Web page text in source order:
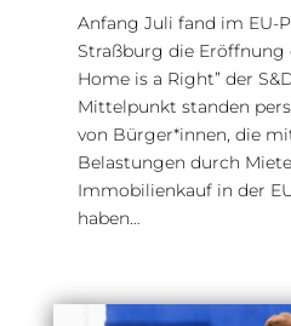
Anfang Juli fand im EU-
Straßburg die Eröffnung
Home is a Right” der
Mittelpunkt standen
von Bürger*innen, die
Belastungen durch
Immobilienkauf in der
haben…